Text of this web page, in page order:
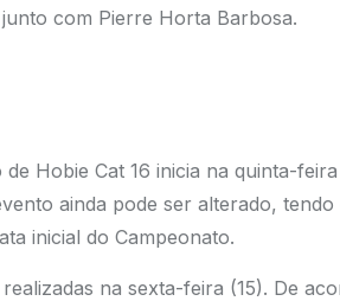
com Pierre Horta Barbosa.
Hobie Cat 16 inicia na quinta-
ainda pode ser alterado,
inicial do Campeonato.
na sexta-feira (15). De